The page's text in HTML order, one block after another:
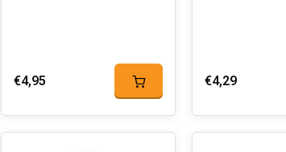
€4,95 €4,29